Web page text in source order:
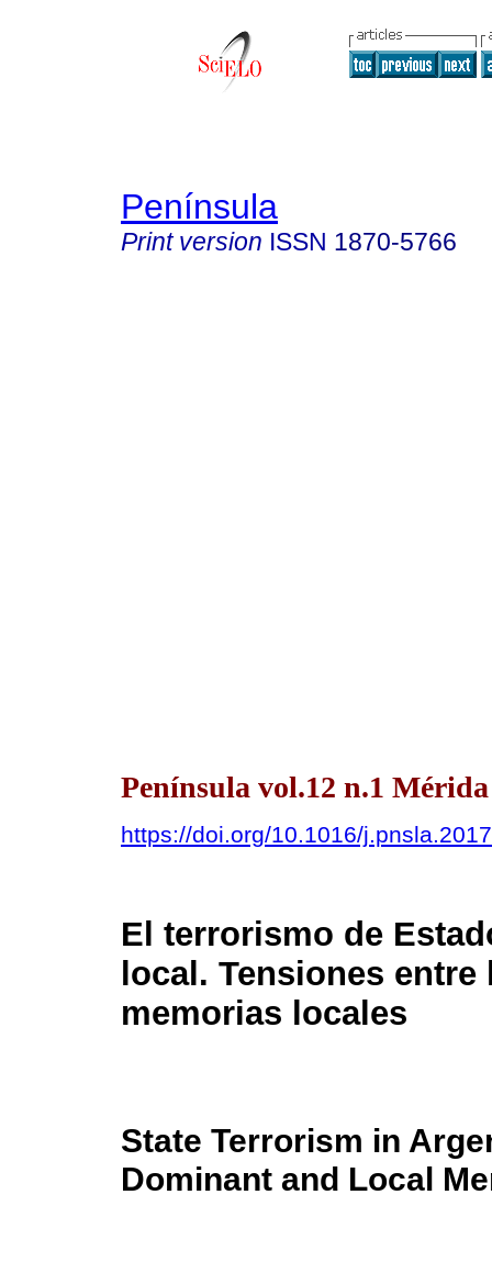
Península
Print version ISSN 1870-5766
Península vol.12 n.1
https://doi.org/10.1016/
El terrorismo de
local. Tensiones
memorias locales
State Terrorism in
Dominant and Local